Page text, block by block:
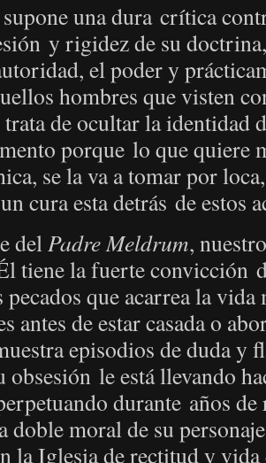
una dura crítica
y rigidez de su
el poder y
hombres que visten
de ocultar la identidad
porque lo que quiere
se la va a tomar por
cura esta detrás de estos
del Padre Meldrum,
tiene la fuerte convicción
pecados que acarrea la
antes de estar casada o
episodios de duda y
obsesión le está llevando
durante años
doble moral de su
la Iglesia de rectitud y